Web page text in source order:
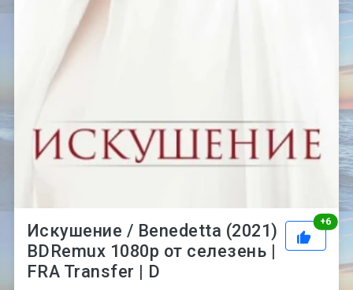
+6
Искушение / Benedetta (2021)
BDRemux 1080p от селезень |
FRA Transfer | D